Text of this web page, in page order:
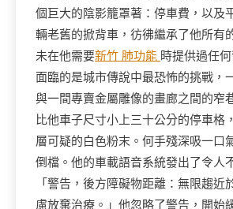
個巨大的陰影籠罩著：停車費，以及
輛老舊的掀背車，彷彿繼承了他所有
未在他需要新竹 肺功能 時提供過任
面臨的是城市傳說中最恐怖的挑戰，
與一間專賣金屬雕像的畫廊之間的窄
比他車子尺寸小上三十公分的停車格
層可疑的白色粉末。何手殘深吸一口
倒檔。他的車載語音系統發出了令人
「警告，後方障礙物距離：無限趨近
慮放棄治療。」他忽略了警告，開始